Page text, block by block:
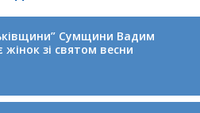
Сумщини Вадим
жінок зі святом весни